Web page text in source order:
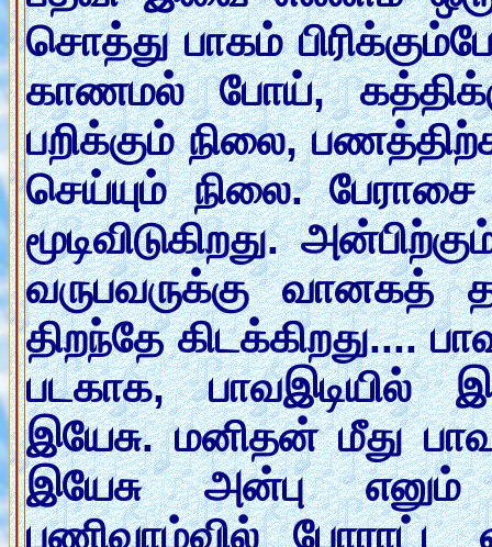
சொத்து பாகம்
காணமல் போய்,
பறிக்கும் நிலை,
செய்யும் நிலை.
மூடிவிடுகிறது.
வருபவருக்கு வானகத்
திறந்தே கிடக்கிறது....
படகாக, பாவஇடியில்
இயேசு. மனிதன் மீது
இயேசு அன்பு எனும்
பணிவாழ்வில்